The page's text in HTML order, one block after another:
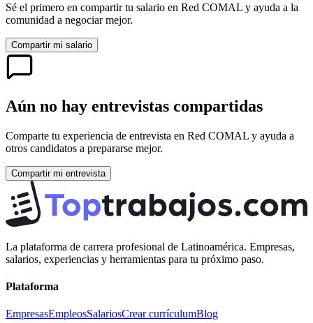
Sé el primero en compartir tu salario en Red COMAL y ayuda a la
comunidad a negociar mejor.
Compartir mi salario
Aún no hay entrevistas compartidas
Comparte tu experiencia de entrevista en Red COMAL y ayuda a
otros candidatos a prepararse mejor.
Compartir mi entrevista
La plataforma de carrera profesional de Latinoamérica. Empresas,
salarios, experiencias y herramientas para tu próximo paso.
Plataforma
EmpresasEmpleosSalariosCrear currículumBlog